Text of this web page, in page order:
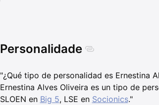
Personalidade
"¿Qué tipo de personalidad es Ernestina
Ernestina Alves Oliveira es un tipo de
SLOEN en Big 5, LSE en Socionics."